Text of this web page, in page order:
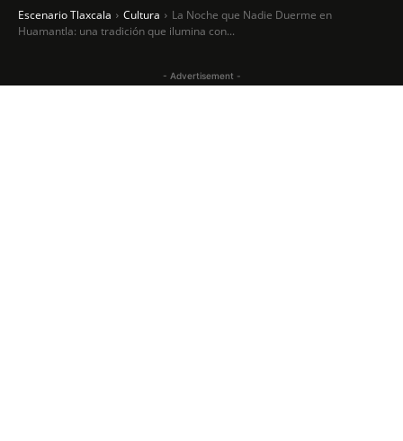
Escenario Tlaxcala Cultura
La Noche que Nadie Duerme en
Huamantla: una tradición que ilumina con...
- Advertisement -